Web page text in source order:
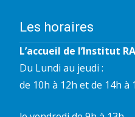
Les horaires
L’accueil de l’Institut
Du Lundi au jeudi :
de 10h à 12h et de 14h à